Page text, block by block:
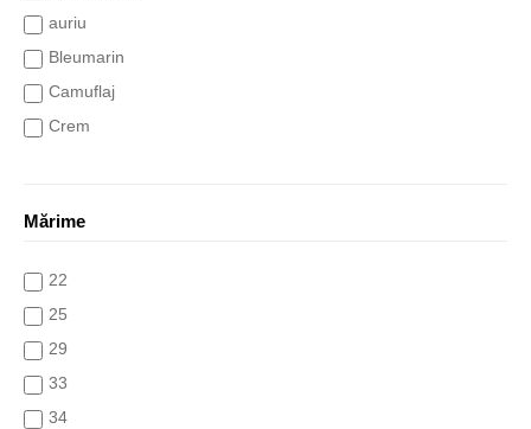
auriu
Bleumarin
Camuflaj
Crem
indigo
Mărime
22
25
29
33
34